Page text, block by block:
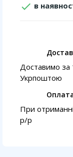
 в
Доставимо
Укрпоштою
При
p/p